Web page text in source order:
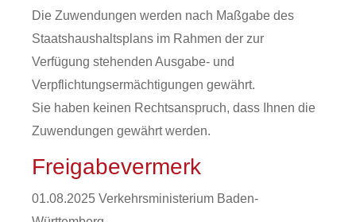
Die Zuwendungen werden nach Maßgabe des
Staatshaushaltsplans im Rahmen der zur
Verfügung stehenden Ausgabe- und
Verpflichtungsermächtigungen gewährt.
Sie haben keinen Rechtsanspruch, dass Ihnen die
Zuwendungen gewährt werden.
Freigabevermerk
01.08.2025 Verkehrsministerium Baden-